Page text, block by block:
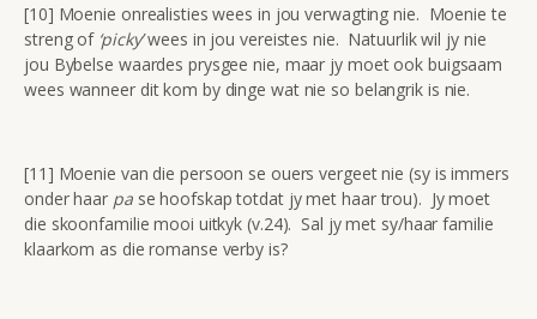
[10] Moenie onrealisties wees in jou verwagting nie. Moenie te
streng of ‘picky’wees in jou vereistes nie. Natuurlik wil jy nie
jou Bybelse waardes prysgee nie, maar jy moet ook buigsaam
wees wanneer dit kom by dinge wat nie so belangrik is nie.
[11] Moenie van die persoon se ouers vergeet nie (sy is immers
onder haar pase hoofskap totdat jy met haar trou). Jy moet
die skoonfamilie mooi uitkyk (v.24). Sal jy met sy/haar familie
klaarkom as die romanse verby is?